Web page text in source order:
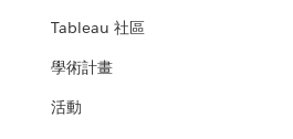
Tableau 社區
學術計畫
活動